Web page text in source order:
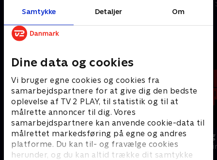
Samtykke Detaljer Om
Dine data og cookies
Vi bruger egne cookies og cookies fra
samarbejdspartnere for at give dig den bedste
oplevelse af TV 2 PLAY, til statistik og til at
målrette annoncer til dig. Vores
samarbejdspartnere kan anvende cookie-data til
målrettet markedsføring på egne og andres
platforme. Du kan til- og fravælge cookies
herunder, og du kan altid trække dit samtykke
Andre så også
Velkommen hjem til mord
Krimi & Spænding • 1 sæsoner
The
Krimi &